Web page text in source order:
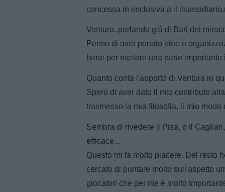
concessa in esclusiva a il
Ventura, parlando già di Bari dei
Penso di aver portato idee e
bene per recitare una parte importante
Quanto conta l'apporto di Ventura in
Spero di aver dato il mio contributo
trasmesso la mia filosofia, il mio
Sembra di rivedere il Pisa, o il
efficace...
Questo mi fa molto piacere. Del resto
cercato di puntare molto sull'aspetto
giocatori che per me è molto